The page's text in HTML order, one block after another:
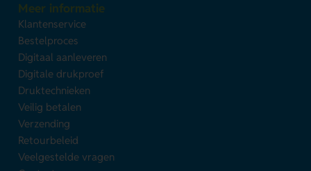
Meer informatie
Klantenservice
Bestelproces
Digitaal aanleveren
Digitale drukproef
Druktechnieken
Veilig betalen
Verzending
Retourbeleid
Veelgestelde vragen